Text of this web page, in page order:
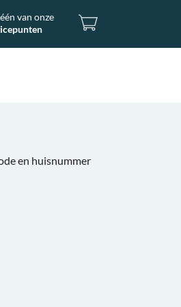
van onze
en huisnummer